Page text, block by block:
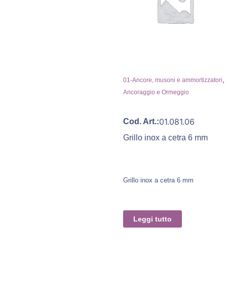
01-Ancore, musoni e ammortizzatori,
Ancoraggio e Ormeggio
Cod. Art.:01.081.06
Grillo inox a cetra 6 mm
Grillo inox a cetra 6 mm
Leggi tutto